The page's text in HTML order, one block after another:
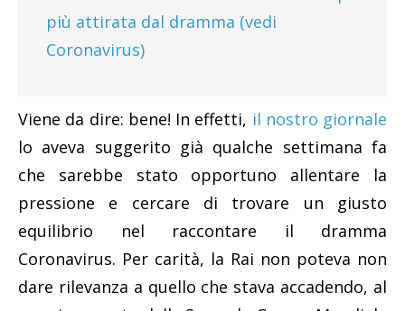
più attirata dal dramma (vedi
Coronavirus)
Viene da dire: bene! In effetti, il nostro giornale
lo aveva suggerito già qualche settimana fa
che sarebbe stato opportuno allentare la
pressione e cercare di trovare un giusto
equilibrio nel raccontare il dramma
Coronavirus. Per carità, la Rai non poteva non
dare rilevanza a quello che stava accadendo, al